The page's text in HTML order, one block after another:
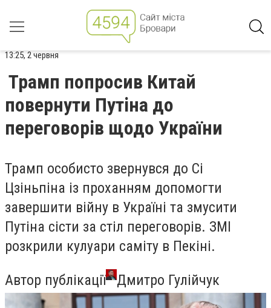
13:25, 2 червня
Трамп попросив Китай
повернути Путіна до
переговорів щодо України
Трамп особисто звернувся до Сі
Цзіньпіна із проханням допомогти
завершити війну в Україні та змусити
Путіна сісти за стіл переговорів. ЗМІ
розкрили кулуари саміту в Пекіні.
Автор публікації
Дмитро Гулійчук